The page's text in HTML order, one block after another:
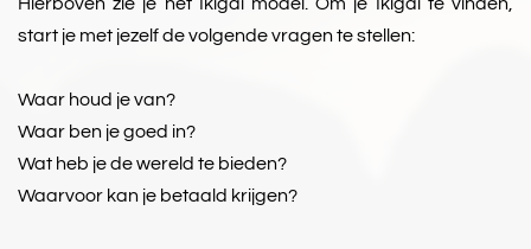
Hierboven zie je het Ikigai model. Om je Ikigai te vinden,
start je met jezelf de volgende vragen te stellen:
Waar houd je van?
Waar ben je goed in?
Wat heb je de wereld te bieden?
Waarvoor kan je betaald krijgen?